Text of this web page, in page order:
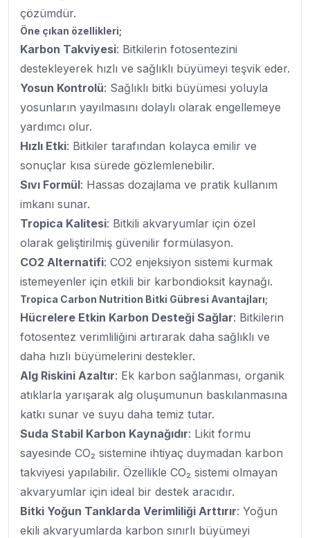
çözümdür.
Öne çıkan özellikleri;
Karbon Takviyesi: Bitkilerin fotosentezini
destekleyerek hızlı ve sağlıklı büyümeyi teşvik eder.
Yosun Kontrolü: Sağlıklı bitki büyümesi yoluyla
yosunların yayılmasını dolaylı olarak engellemeye
yardımcı olur.
Hızlı Etki: Bitkiler tarafından kolayca emilir ve
sonuçlar kısa sürede gözlemlenebilir.
Sıvı Formül: Hassas dozajlama ve pratik kullanım
imkanı sunar.
Tropica Kalitesi: Bitkili akvaryumlar için özel
olarak geliştirilmiş güvenilir formülasyon.
CO2 Alternatifi: CO2 enjeksiyon sistemi kurmak
istemeyenler için etkili bir karbondioksit kaynağı.
Tropica Carbon Nutrition Bitki Gübresi Avantajları;
Hücrelere Etkin Karbon Desteği Sağlar: Bitkilerin
fotosentez verimliliğini artırarak daha sağlıklı ve
daha hızlı büyümelerini destekler.
Alg Riskini Azaltır: Ek karbon sağlanması, organik
atıklarla yarışarak alg oluşumunun baskılanmasına
katkı sunar ve suyu daha temiz tutar.
Suda Stabil Karbon Kaynağıdır: Likit formu
sayesinde CO₂ sistemine ihtiyaç duymadan karbon
takviyesi yapılabilir. Özellikle CO₂ sistemi olmayan
akvaryumlar için ideal bir destek aracıdır.
Bitki Yoğun Tanklarda Verimliliği Arttırır: Yoğun
ekili akvaryumlarda karbon sınırlı büyümeyi